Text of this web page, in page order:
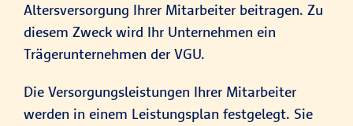
Altersversorgung Ihrer Mitarbeiter beitragen. Zu
diesem Zweck wird Ihr Unternehmen ein
Trägerunternehmen der VGU.
Die Versorgungsleistungen Ihrer Mitarbeiter
werden in einem Leistungsplan festgelegt. Sie